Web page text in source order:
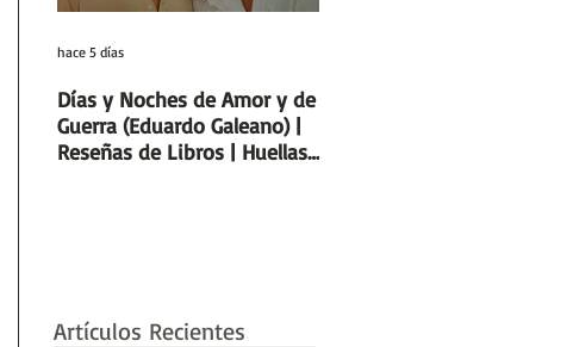
Días y Noches de Amor y de
Guerra (Eduardo Galeano) |
Reseñas de Libros | Huellas
hace 5 días
Artículos Recientes